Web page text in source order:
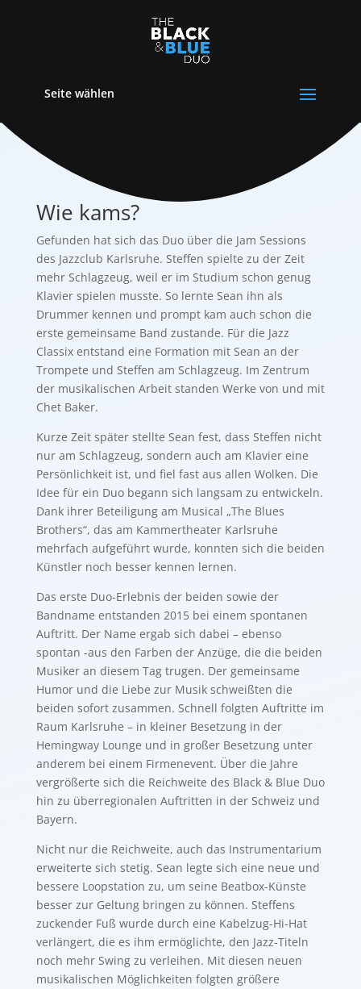
Seite wählen
Wie kams?
Gefunden hat sich das Duo über die Jam Sessions
des Jazzclub Karlsruhe. Steffen spielte zu der Zeit
mehr Schlagzeug, weil er im Studium schon genug
Klavier spielen musste. So lernte Sean ihn als
Drummer kennen und prompt kam auch schon die
erste gemeinsame Band zustande. Für die Jazz
Classix entstand eine Formation mit Sean an der
Trompete und Steffen am Schlagzeug. Im Zentrum
der musikalischen Arbeit standen Werke von und mit
Chet Baker.
Kurze Zeit später stellte Sean fest, dass Steffen nicht
nur am Schlagzeug, sondern auch am Klavier eine
Persönlichkeit ist, und fiel fast aus allen Wolken. Die
Idee für ein Duo begann sich langsam zu entwickeln.
Dank ihrer Beteiligung am Musical „The Blues
Brothers“, das am Kammertheater Karlsruhe
mehrfach aufgeführt wurde, konnten sich die beiden
Künstler noch besser kennen lernen.
Das erste Duo-Erlebnis der beiden sowie der
Bandname entstanden 2015 bei einem spontanen
Auftritt. Der Name ergab sich dabei – ebenso
spontan -aus den Farben der Anzüge, die die beiden
Musiker an diesem Tag trugen. Der gemeinsame
Humor und die Liebe zur Musik schweißten die
beiden sofort zusammen. Schnell folgten Auftritte im
Raum Karlsruhe – in kleiner Besetzung in der
Hemingway Lounge und in großer Besetzung unter
anderem bei einem Firmenevent. Über die Jahre
vergrößerte sich die Reichweite des Black & Blue Duo
hin zu überregionalen Auftritten in der Schweiz und
Bayern.
Nicht nur die Reichweite, auch das Instrumentarium
erweiterte sich stetig. Sean legte sich eine neue und
bessere Loopstation zu, um seine Beatbox-Künste
besser zur Geltung bringen zu können. Steffens
zuckender Fuß wurde durch eine Kabelzug-Hi-Hat
verlängert, die es ihm ermöglichte, den Jazz-Titeln
noch mehr Swing zu verleihen. Mit diesen neuen
musikalischen Möglichkeiten folgten größere